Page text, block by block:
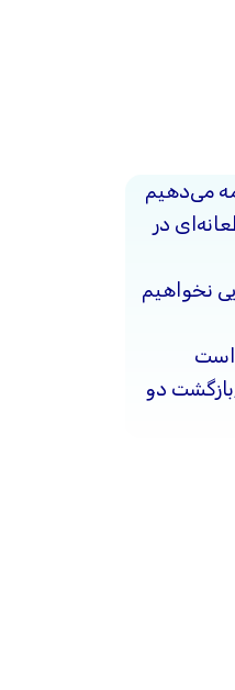
می‌دهیم
در
نخواهیم
است
دو